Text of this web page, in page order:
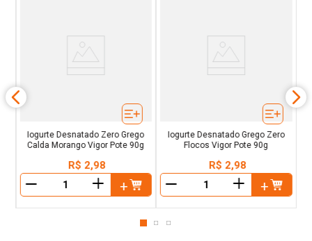
Iogurte Desnatado Zero Grego
Calda Morango Vigor Pote 90g
R$ 2,98
＋
Iogurte Desnatado Grego Zero
Flocos Vigor Pote 90g
R$ 2,98
＋